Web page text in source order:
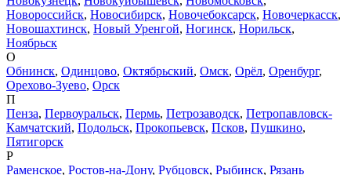
Новороссийск, Новосибирск, Новочебоксарск, Новочеркасск,
Новошахтинск, Новый Уренгой, Ногинск, Норильск,
Ноябрьск
О
Обнинск, Одинцово, Октябрьский, Омск, Орёл, Оренбург,
Орехово-Зуево, Орск
П
Пенза, Первоуральск, Пермь, Петрозаводск, Петропавловск-
Камчатский, Подольск, Прокопьевск, Псков, Пушкино,
Пятигорск
Р
Раменское, Ростов-на-Дону, Рубцовск, Рыбинск, Рязань